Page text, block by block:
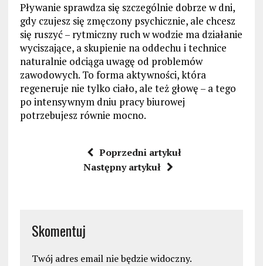
Pływanie sprawdza się szczególnie dobrze w dni,
gdy czujesz się zmęczony psychicznie, ale chcesz
się ruszyć – rytmiczny ruch w wodzie ma działanie
wyciszające, a skupienie na oddechu i technice
naturalnie odciąga uwagę od problemów
zawodowych. To forma aktywności, która
regeneruje nie tylko ciało, ale też głowę – a tego
po intensywnym dniu pracy biurowej
potrzebujesz równie mocno.
Poprzedni artykuł
Następny artykuł
Skomentuj
Twój adres email nie będzie widoczny.